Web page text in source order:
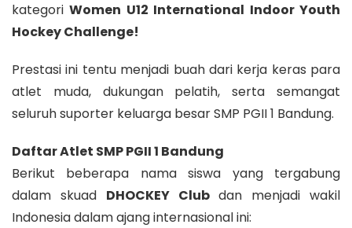
kategoriWomen U12 International Indoor Youth
Hockey Challenge!
Prestasi ini tentu menjadi buah dari kerja keras para
atlet muda, dukungan pelatih, serta semangat
seluruh suporter keluarga besar SMP PGII 1 Bandung.
Daftar Atlet SMP PGII 1 Bandung
Berikut beberapa nama siswa yang tergabung
dalam skuad DHOCKEY Clubdan menjadi wakil
Indonesia dalam ajang internasional ini: